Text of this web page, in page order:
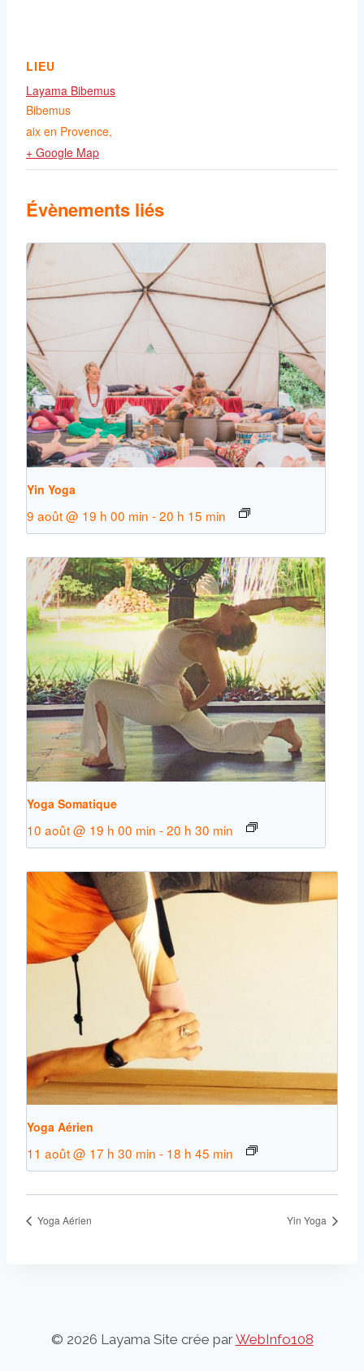
LIEU
Layama Bibemus
Bibemus
aix en Provence,
+ Google Map
Évènements liés
Yin Yoga
9 août @ 19 h 00 min -20 h 15 min
Yoga Somatique
10 août @ 19 h 00 min -20 h 30 min
Yoga Aérien
11 août @ 17 h 30 min - 18 h 45 min
Yoga Aérien Yin Yoga
© 2026 Layama Site crée parWebInfo108